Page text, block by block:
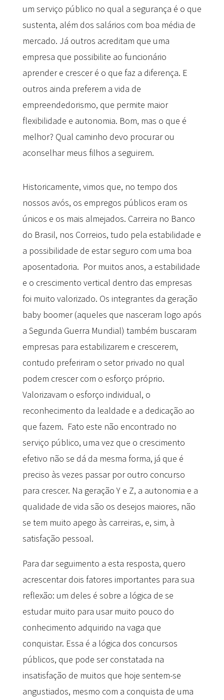
um serviço público no qual a segurança é o que
sustenta, além dos salários com boa média de
mercado. Já outros acreditam que uma
empresa que possibilite ao funcionário
aprender e crescer é o que faz a diferença. E
outros ainda preferem a vida de
empreendedorismo, que permite maior
flexibilidade e autonomia. Bom, mas o que é
melhor? Qual caminho devo procurar ou
aconselhar meus filhos a seguirem.
Historicamente, vimos que, no tempo dos
nossos avós, os empregos públicos eram os
únicos e os mais almejados. Carreira no Banco
do Brasil, nos Correios, tudo pela estabilidade e
a possibilidade de estar seguro com uma boa
aposentadoria. Por muitos anos, a estabilidade
e o crescimento vertical dentro das empresas
foi muito valorizado. Os integrantes da geração
baby boomer (aqueles que nasceram logo após
a Segunda Guerra Mundial) também buscaram
empresas para estabilizarem e crescerem,
contudo preferiram o setor privado no qual
podem crescer com o esforço próprio.
Valorizavam o esforço individual, o
reconhecimento da lealdade e a dedicação ao
que fazem. Fato este não encontrado no
serviço público, uma vez que o crescimento
efetivo não se dá da mesma forma, já que é
preciso às vezes passar por outro concurso
para crescer. Na geração Y e Z, a autonomia e a
qualidade de vida são os desejos maiores, não
se tem muito apego às carreiras, e, sim, à
satisfação pessoal.
Para dar seguimento a esta resposta, quero
acrescentar dois fatores importantes para sua
reflexão: um deles é sobre a lógica de se
estudar muito para usar muito pouco do
conhecimento adquirido na vaga que
conquistar. Essa é a lógica dos concursos
públicos, que pode ser constatada na
insatisfação de muitos que hoje sentem-se
angustiados, mesmo com a conquista de uma